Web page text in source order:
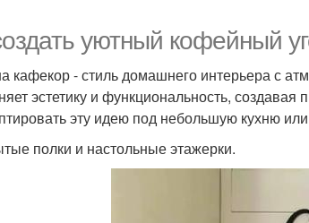
уютный кофейный
кафекор - стиль домашнего интерьера с
эстетику и функциональность, создавая
эту идею под небольшую кухню
полки и настольные этажерки.